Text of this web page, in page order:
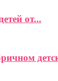
от...